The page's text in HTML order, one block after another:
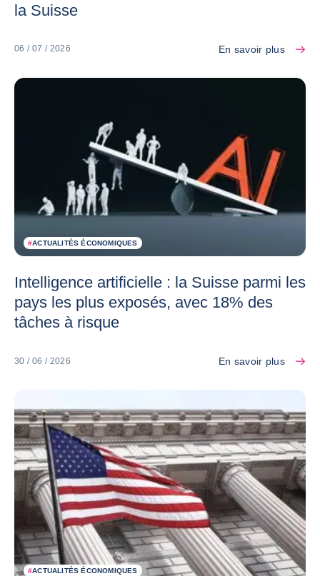
la Suisse
06 / 07 / 2026 En savoir plus
#ACTUALITÉS ÉCONOMIQUES
Intelligence artificielle : la Suisse parmi les
pays les plus exposés, avec 18% des
tâches à risque
30 / 06 / 2026 En savoir plus
#ACTUALITÉS ÉCONOMIQUES